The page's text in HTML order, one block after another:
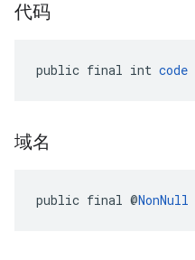
代码
public final int code
域名
public final @NonNull